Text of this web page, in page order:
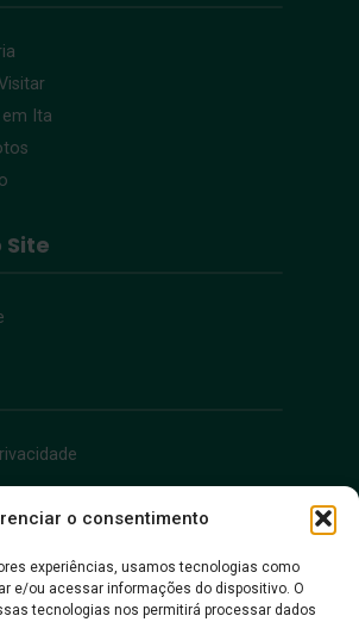
o consentimento
experiências, usamos tecnologias como
e/ou acessar informações do dispositivo. O
tecnologias nos permitirá processar dados
em Ita
Site